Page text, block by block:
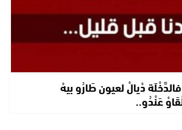
دْيالْ لعيون طَارُو بيهْ
عَنْدُو..